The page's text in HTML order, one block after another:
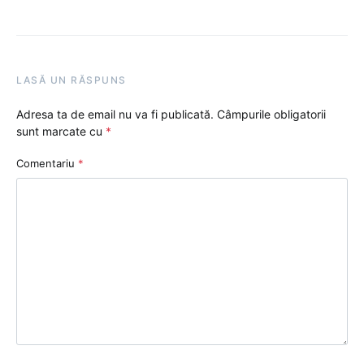
LASĂ UN RĂSPUNS
Adresa ta de email nu va fi publicată. Câmpurile obligatorii
sunt marcate cu *
Comentariu *